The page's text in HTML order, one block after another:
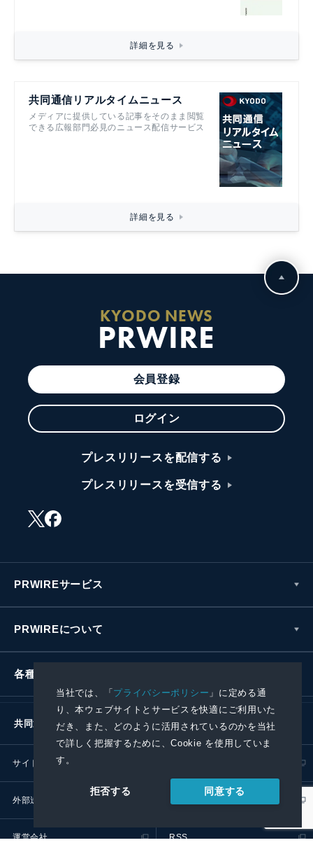
当社では、「プライバシーポリシー 」に定める通
り、本ウェブサイトとサービスを快適にご利用いた
だき、また、どのように活用されているのかを当社
で詳しく把握するために、Cookie を使用していま
す。
拒否する 同意する
詳細を見る
共同通信リアルタイムニュース
メディアに提供している記事をそのまま閲覧
できる広報部門必見のニュース配信サービス
詳細を見る
KYODO NEWS
PRWIRE
会員登録
ログイン
プレスリリースを配信する
プレスリリースを受信する
PRWIREサービス
PRWIREについて
各種お問い合わせ
共同通信社グループ
サイトポリシー
外部送信ポリシー
運営会社 RSS